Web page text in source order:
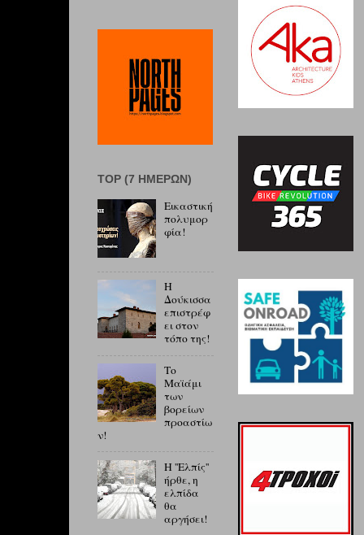
ΤOP (7 ΗΜΕΡΏΝ)
Εικαστική
πολυμορ
φία!
Η
Δούκισσα
επιστρέφ
ει στον
τόπο της!
Το
Μαϊάμι
των
βορείων
προαστίω
ν!
Η ''Ελπίς''
ήρθε, η
ελπίδα
θα
αργήσει!